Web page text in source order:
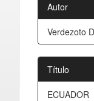
Autor
Verdezoto
Título
ECUADOR